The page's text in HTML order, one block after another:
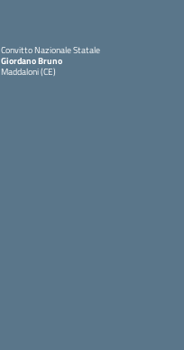
Convitto Nazionale Statale
Giordano Bruno
Maddaloni (CE)